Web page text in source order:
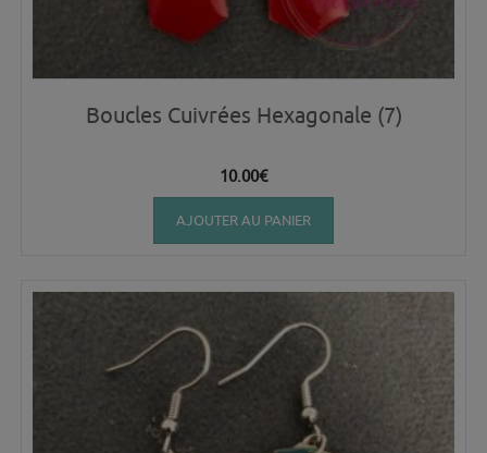
Boucles Cuivrées Hexagonale (7)
10.00€
AJOUTER AU PANIER